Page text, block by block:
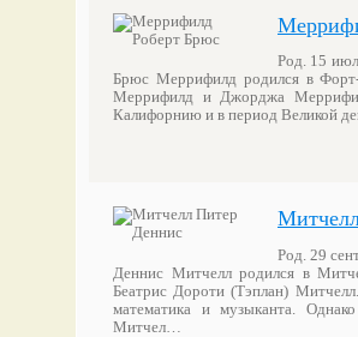
Род. 15
Брюс Меррифилд родился в
Меррифилд и Джорджа
Калифорнию и в период Великой
Род. 29
Деннис Митчелл родился в
Беатрис Дороти (Тэплан)
математика и музыканта.
Митчел…